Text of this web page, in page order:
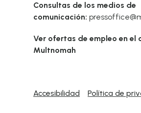
Consultas de los medios de
comunicación:
Ver ofertas de empleo en el
Multnomah
Accesibilidad Política de